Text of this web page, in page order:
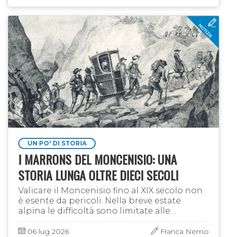
UN PO' DI STORIA
I MARRONS DEL MONCENISIO: UNA
STORIA LUNGA OLTRE DIECI SECOLI
Valicare il Moncenisio fino al XIX secolo non
è esente da pericoli. Nella breve estate
alpina le difficoltà sono limitate alle
disagevoli condizioni della mulattiera, in
alcuni punti a strapiombo, …
06 lug 2026 Franca Nemo